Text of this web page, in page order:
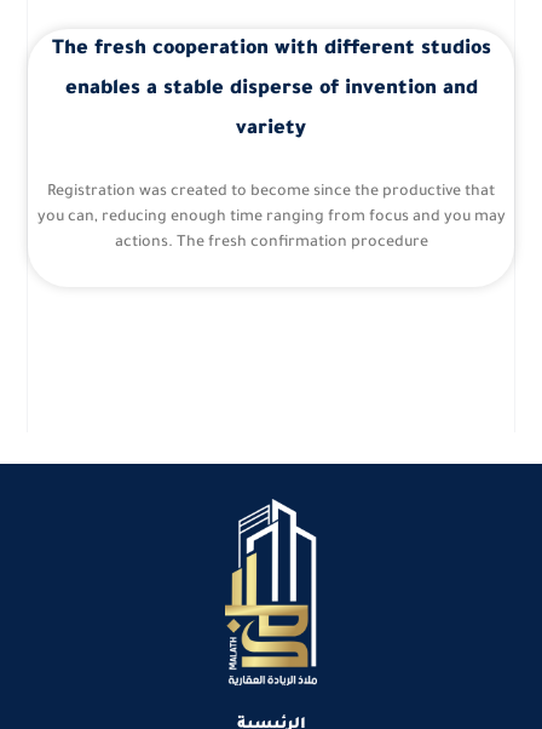
The fresh cooperation with different studios
enables a stable disperse of invention and
variety
Registration was created to become since the productive that
you can, reducing enough time ranging from focus and you may
actions. The fresh confirmation procedure
الرئيسية